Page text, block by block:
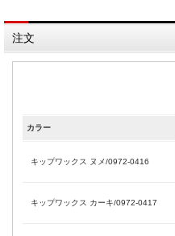
注文
カラー
キップワックス ヌメ/0972-0416
キップワックス カーキ/0972-0417